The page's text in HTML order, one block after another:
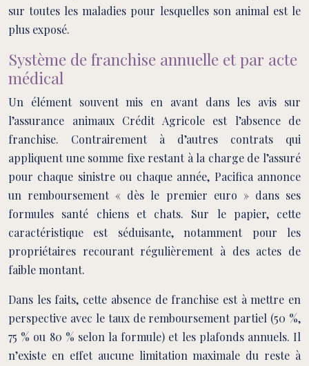
sur toutes les maladies pour lesquelles son animal est le
plus exposé.
Système de franchise annuelle et par acte
médical
Un élément souvent mis en avant dans les avis sur
l’assurance animaux Crédit Agricole est l’absence de
franchise. Contrairement à d’autres contrats qui
appliquent une somme fixe restant à la charge de l’assuré
pour chaque sinistre ou chaque année, Pacifica annonce
un remboursement « dès le premier euro » dans ses
formules santé chiens et chats. Sur le papier, cette
caractéristique est séduisante, notamment pour les
propriétaires recourant régulièrement à des actes de
faible montant.
Dans les faits, cette absence de franchise est à mettre en
perspective avec le taux de remboursement partiel (50 %,
75 % ou 80 % selon la formule) et les plafonds annuels. Il
n’existe en effet aucune limitation maximale du reste à